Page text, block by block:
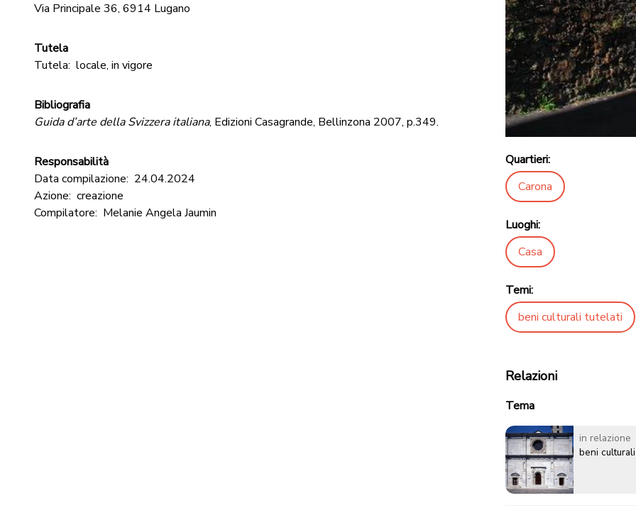
Via Principale 36, 6914 Lugano
Tutela
Tutela: locale, in vigore
Bibliografia
Guida d’arte della Svizzera italiana, Edizioni Casagrande, Bellinzona 2007, p.349.
Responsabilità
Data compilazione: 24.04.2024
Azione: creazione
Compilatore: Melanie Angela Jaumin
Quartieri:
Carona
Luoghi:
Casa
Temi:
beni culturali tutelati
Relazioni
Tema
in relazione
beni